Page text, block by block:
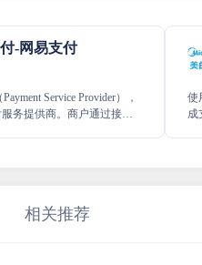
-网易支付
Service Provider），
务提供商。商户通过接入
使
成
相关推荐